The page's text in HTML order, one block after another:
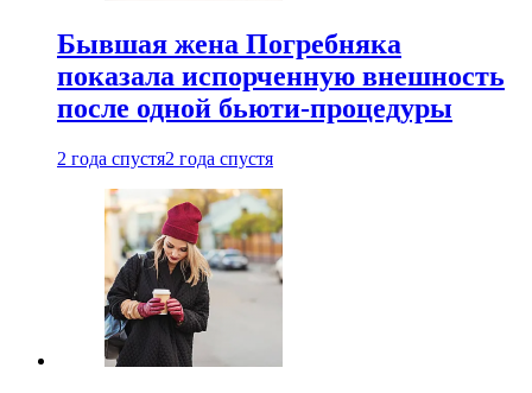
Бывшая жена Погребняка
показала испорченную внешность
после одной бьюти-процедуры
2 года спустя2 года спустя